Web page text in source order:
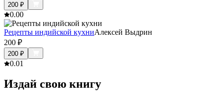
200 ₽
0.00
Рецепты индийской кухниАлексей Выдрин
200 ₽
200 ₽
0.01
Издай свою книгу